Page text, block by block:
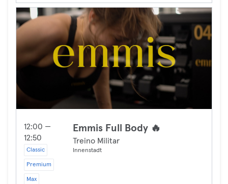
12:00 —
12:50
Classic
Premium
Max
Emmis Full Body 🔥
Treino Militar
Innenstadt